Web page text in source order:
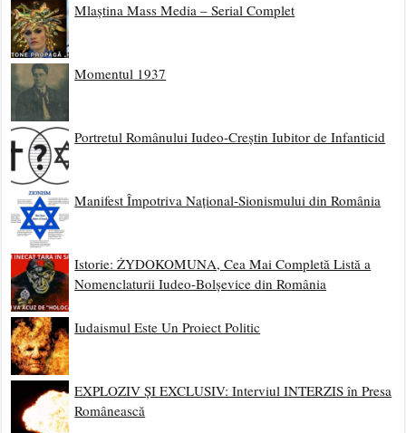
Mlaștina Mass Media – Serial Complet
Momentul 1937
Portretul Românului Iudeo-Creștin Iubitor de Infanticid
Manifest Împotriva Național-Sionismului din România
Istorie: ŻYDOKOMUNA, Cea Mai Completă Listă a
Nomenclaturii Iudeo-Bolșevice din România
Iudaismul Este Un Proiect Politic
EXPLOZIV ȘI EXCLUSIV: Interviul INTERZIS în Presa
Românească